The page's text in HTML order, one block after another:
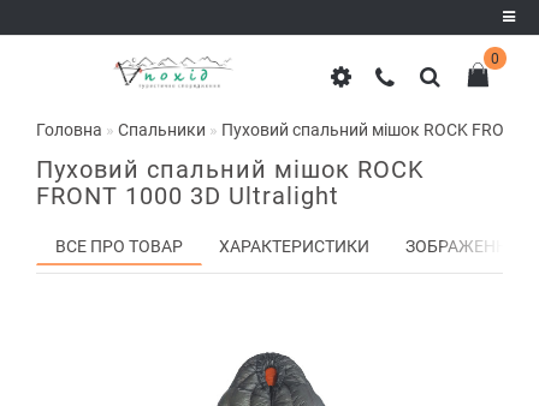
Реєстрація
Авторизація
0
Головна Спальники Пуховий спальний мішок ROCK FRONT
Пуховий спальний мішок ROCK
FRONT 1000 3D Ultralight
ВСЕ ПРО ТОВАР ХАРАКТЕРИСТИКИ ЗОБРАЖЕННЯ